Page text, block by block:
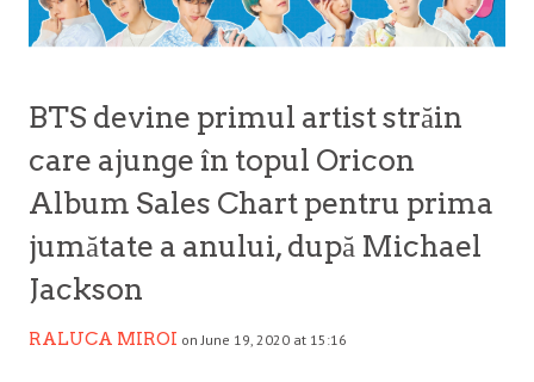
BTS devine primul artist străin
care ajunge în topul Oricon
Album Sales Chart pentru prima
jumătate a anului, după Michael
Jackson
RALUCA MIROI on June 19, 2020 at 15:16